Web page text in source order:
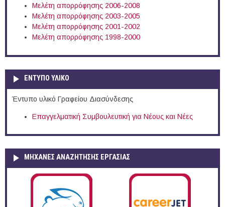
Μελέτη απορρόφησης 2006-2008
Μελέτη απορρόφησης 2003-2005
Μελέτη απορρόφησης 2001-2002
Μελέτη απορρόφησης 1998-2000
ΕΝΤΥΠΟ ΥΛΙΚΟ
Έντυπο υλικό Γραφείου Διασύνδεσης
Επαγγελματική Συμβουλευτική για Νέους και Νέες
ΜΗΧΑΝΕΣ ΑΝΑΖΗΤΗΣΗΣ ΕΡΓΑΣΙΑΣ